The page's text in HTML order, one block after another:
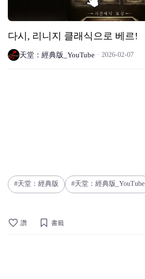
다시, 리니지 클래식으로 베르!
天堂：經典版_YouTube 2026-02-07
天堂：經典版 天堂：經典版_YouTube
讚 書籤